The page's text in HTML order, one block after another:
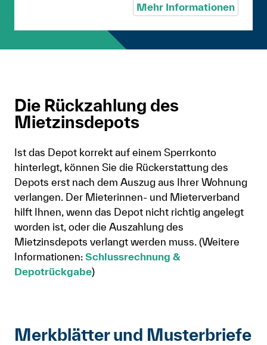
Mehr Informationen
Die Rückzahlung des
Mietzinsdepots
Ist das Depot korrekt auf einem Sperrkonto
hinterlegt, können Sie die Rückerstattung des
Depots erst nach dem Auszug aus Ihrer Wohnung
verlangen. Der Mieterinnen- und Mieterverband
hilft Ihnen, wenn das Depot nicht richtig angelegt
worden ist, oder die Auszahlung des
Mietzinsdepots verlangt werden muss. (Weitere
Informationen: Schlussrechnung &
Depotrückgabe)
Merkblätter und Musterbriefe